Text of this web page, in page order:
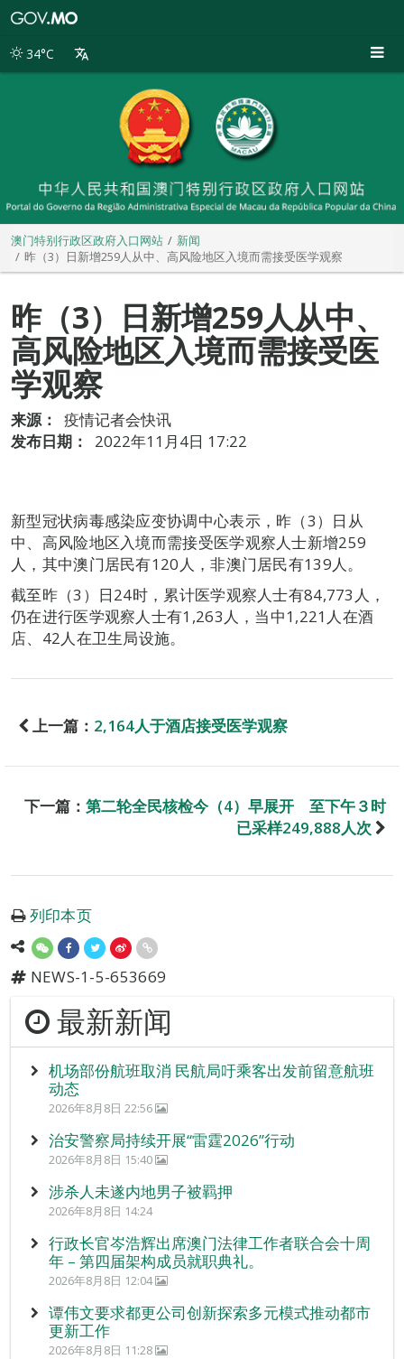
别
34°C
澳门特别行政区政府入口网站
新闻
昨（3）日新增259人从中、高风险地区入境而需接受医学观察
昨（3）日新增259人从中、
高风险地区入境而需接受医
学观察
来源：
疫情记者会快讯
发布日期：
2022年11月4日 17:22
新型冠状病毒感染应变协调中心表示，昨（3）日从
中、高风险地区入境而需接受医学观察人士新增259
人，其中澳门居民有120人，非澳门居民有139人。
截至昨（3）日24时，累计医学观察人士有84,773人，
仍在进行医学观察人士有1,263人，当中1,221人在酒
店、42人在卫生局设施。
上一篇： 2,164人于酒店接受医学观察
下一篇： 第二轮全民核检今（4）早展开 至下午３时
已采样249,888人次
列印本页
NEWS-1-5-653669
最新新闻
机场部份航班取消 民航局吁乘客出发前留意航班
动态
2026年8月8日 22:56
治安警察局持续开展“雷霆2026”行动
2026年8月8日 15:40
涉杀人未遂内地男子被羁押
2026年8月8日 14:24
行政长官岑浩辉出席澳门法律工作者联合会十周
年 – 第四届架构成员就职典礼。
2026年8月8日 12:04
谭伟文要求都更公司创新探索多元模式推动都市
更新工作
2026年8月8日 11:28